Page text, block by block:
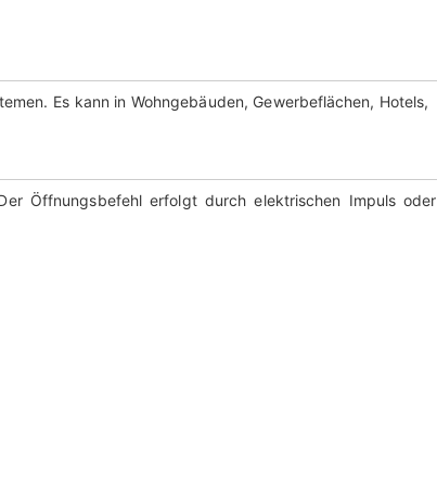
Es kann in Wohngebäuden, Gewerbeflächen, Hotels,
Öffnungsbefehl erfolgt durch elektrischen Impuls oder